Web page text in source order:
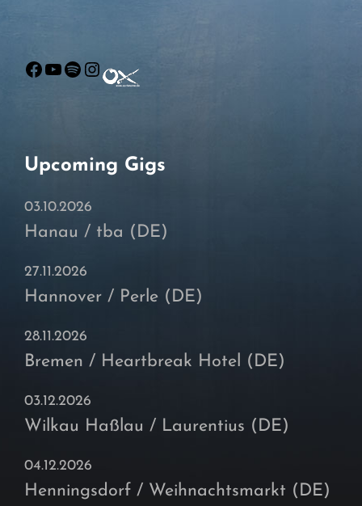
Facebook
YouTube
Spotify
Instagram
Upcoming Gigs
03.10.2026
Hanau / tba (DE)
27.11.2026
Hannover / Perle (DE)
28.11.2026
Bremen / Heartbreak Hotel (DE)
03.12.2026
Wilkau Haßlau / Laurentius (DE)
04.12.2026
Henningsdorf / Weihnachtsmarkt (DE)